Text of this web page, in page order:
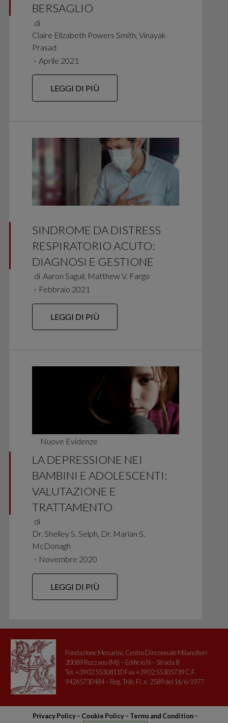
BERSAGLIO
di
Claire Elizabeth Powers Smith, Vinayak
Prasad
∙ Aprile 2021
LEGGI DI PIÙ
SINDROME DA DISTRESS
RESPIRATORIO ACUTO:
DIAGNOSI E GESTIONE
di Aaron Saguil, Matthew V. Fargo
∙ Febbraio 2021
LEGGI DI PIÙ
Nuove Evidenze
LA DEPRESSIONE NEI
BAMBINI E ADOLESCENTI:
VALUTAZIONE E
TRATTAMENTO
di
Dr. Shelley S. Selph, Dr. Marian S.
McDonagh
∙ Novembre 2020
LEGGI DI PIÙ
Fondazione Menarini, Centro Direzionale Milanofiori
20089 Rozzano (MI) – Edificio N – Strada 8
Tel. +39 02 55308110 Fax +39 02 55305739 C.F.
94265730484 – Reg. Trib. Fi. n. 2589 del 16/6/1977
Privacy Policy– Cookie Policy – Terms and Condition–